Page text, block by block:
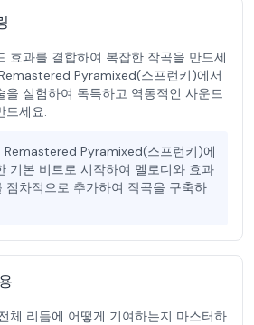
효과를 결합하여 복잡한 작곡을 만드세
Pyramixed(스프런키)에서
을 실험하여 독특하고 역동적인 사운드
드세요.
Pyramixed(스프런키)에
기본 비트로 시작하여 멜로디와 효과
점차적으로 추가하여 작곡을 구축하
체 리듬에 어떻게 기여하는지 마스터하